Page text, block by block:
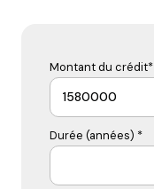
Montant du crédit*
Durée (années) *